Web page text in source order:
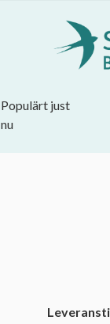
Populärt just
nu